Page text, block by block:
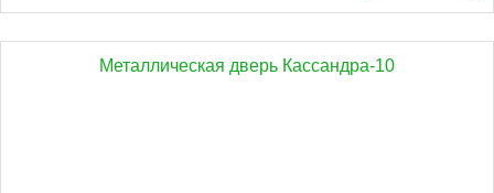
Металлическая дверь Кассандра-10